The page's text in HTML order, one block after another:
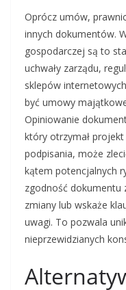
Oprócz umów,
innych dokumentów.
gospodarczej są to
uchwały zarządu,
sklepów
być umowy
Opiniowanie
który otrzymał
podpisania, może
kątem potencjalnych
zgodność dokumentu
zmiany lub wskaże
uwagi. To pozwala
nieprzewidzianych